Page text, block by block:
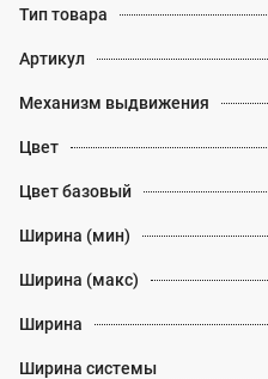
Тип товара
Артикул
Механизм выдвижения
Цвет
Цвет базовый
Ширина (мин)
Ширина (макс)
Ширина
Ширина системы